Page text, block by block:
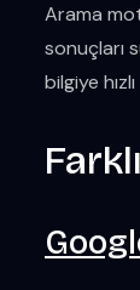
Arama
sonuçları
bilgiye